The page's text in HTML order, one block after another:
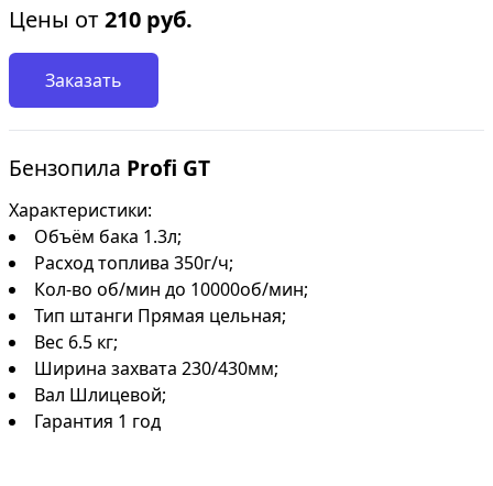
Цены от210 руб.
Заказать
Бензопила Profi GT
Характеристики:
Объём бака 1.3л;
Расход топлива 350г/ч;
Кол-во об/мин до 10000об/мин;
Тип штанги Прямая цельная;
Вес 6.5 кг;
Ширина захвата 230/430мм;
Вал Шлицевой;
Гарантия 1 год